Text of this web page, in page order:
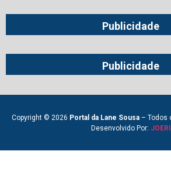
Publicidade
Publicidade
Copyright © 2026 Portal da Lane Sousa– Todos
Desenvolvido Por: JOERI